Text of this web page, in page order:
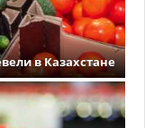
в Казахстане